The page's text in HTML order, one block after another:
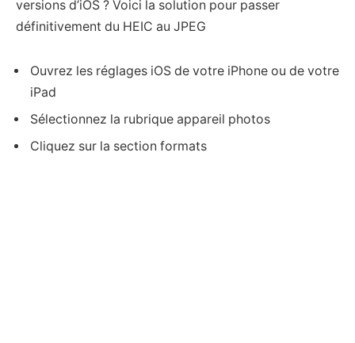
versions d’iOS ? Voici la solution pour passer
définitivement du HEIC au JPEG
Ouvrez les réglages iOS de votre iPhone ou de votre
iPad
Sélectionnez la rubrique appareil photos
Cliquez sur la section formats